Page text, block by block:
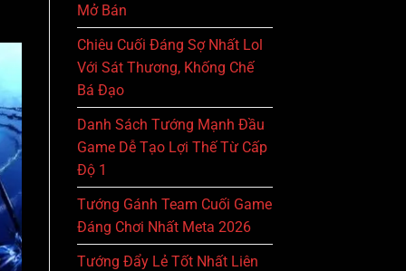
Mở Bán
Chiêu Cuối Đáng Sợ Nhất Lol
Với Sát Thương, Khống Chế
Bá Đạo
Danh Sách Tướng Mạnh Đầu
Game Dễ Tạo Lợi Thế Từ Cấp
Độ 1
Tướng Gánh Team Cuối Game
Đáng Chơi Nhất Meta 2026
Tướng Đẩy Lẻ Tốt Nhất Liên